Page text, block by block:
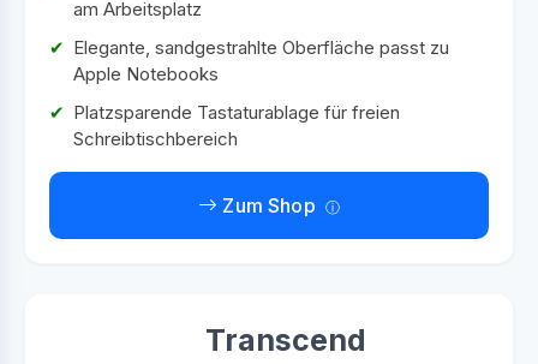
am Arbeitsplatz
Elegante, sandgestrahlte Oberfläche passt zu
Apple Notebooks
Platzsparende Tastaturablage für freien
Schreibtischbereich
Zum Shop
Transcend